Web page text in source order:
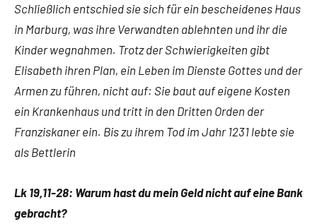
Schließlich entschied sie sich für ein bescheidenes Haus
in Marburg, was ihre Verwandten ablehnten und ihr die
Kinder wegnahmen. Trotz der Schwierigkeiten gibt
Elisabeth ihren Plan, ein Leben im Dienste Gottes und der
Armen zu führen, nicht auf: Sie baut auf eigene Kosten
ein Krankenhaus und tritt in den Dritten Orden der
Franziskaner ein. Bis zu ihrem Tod im Jahr 1231 lebte sie
als Bettlerin
Lk 19,11-28: Warum hast du mein Geld nicht auf eine Bank
gebracht?